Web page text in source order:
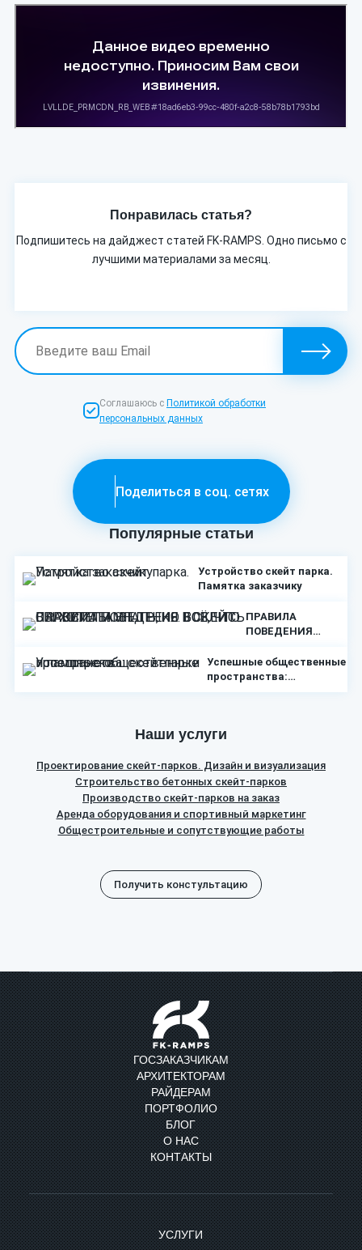
Понравилась статья?
Подпишитесь на дайджест статей FK-RAMPS. Одно письмо с
лучшими материалами за месяц.
Соглашаюсь с Политикой обработки
персональных данных
Поделиться в соц. сетях
Популярные статьи
Устройство скейт парка.
Памятка заказчику
ПРАВИЛА
ПОВЕДЕНИЯ
И ПАМП ТРЕКЕ.
ВСЁ, ЧТО
Успешные общественные
пространства:
Наши услуги
Проектирование скейт-парков. Дизайн и визуализация
Строительство бетонных скейт-парков
Производство скейт-парков на заказ
Аренда оборудования и спортивный маркетинг
Общестроительные и сопутствующие работы
Получить констультацию
ГОСЗАКАЗЧИКАМ
АРХИТЕКТОРАМ
РАЙДЕРАМ
ПОРТФОЛИО
БЛОГ
О НАС
КОНТАКТЫ
УСЛУГИ